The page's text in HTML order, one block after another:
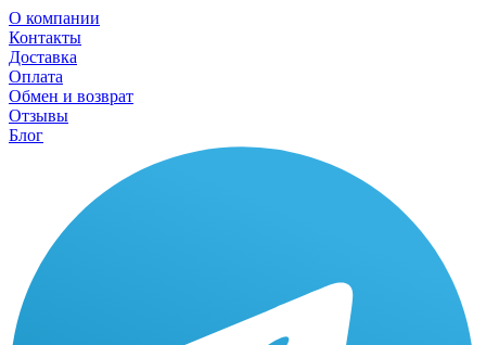
О компании
Контакты
Доставка
Оплата
Обмен и возврат
Отзывы
Блог